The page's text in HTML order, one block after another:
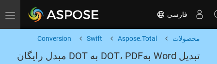
Toggle navigation فارسی
محصولات Aspose.Total
Swift
Conversion
تبدیل Word بهDOT، PDF به DOT مبدل رایگان